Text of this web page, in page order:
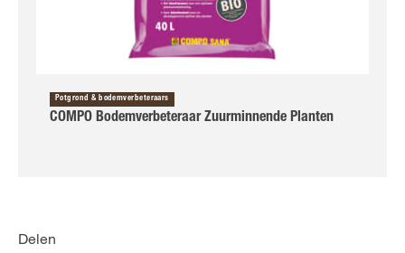
Potgrond & bodemverbeteraars
COMPO Bodemverbeteraar Zuurminnende Planten
Delen